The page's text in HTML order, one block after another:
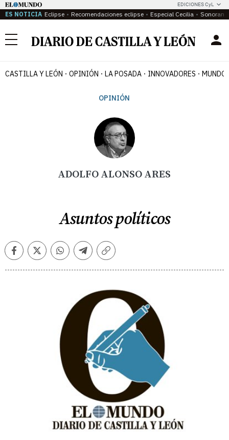
EDICIONES CyL
ES NOTICIA Eclipse Recomendaciones eclipse Especial Cecilia
Menú
CASTILLA Y LEÓN OPINIÓN LA POSADA INNOVADORES MUNDO
OPINIÓN
ADOLFO ALONSO ARES
Asuntos políticos
FacebookTwitterWhatsappTelegramCopiar